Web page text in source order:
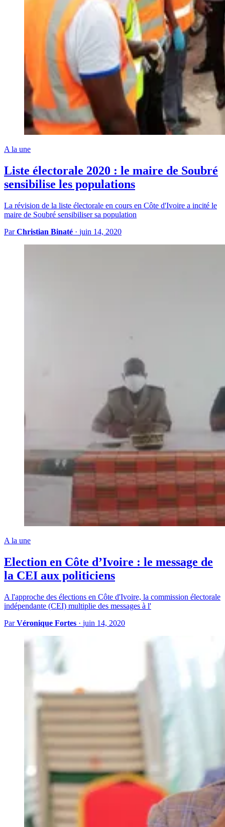
A la une
Liste électorale 2020 : le maire de Soubré
sensibilise les populations
La révision de la liste électorale en cours en Côte d'Ivoire a incité le
maire de Soubré sensibiliser sa population
ParChristian Binaté · juin 14, 2020
A la une
Election en Côte d’Ivoire : le message de
la CEI aux politiciens
A l'approche des élections en Côte d'Ivoire, la commission électorale
indépendante (CEI) multiplie des messages à l'
ParVéronique Fortes · juin 14, 2020